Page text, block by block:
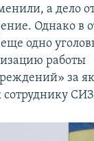
а дело
Однако в
одно
работы
за